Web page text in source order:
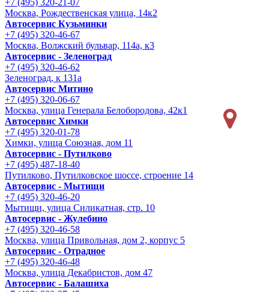
+7 (495) 320-21-07
Москва, Рождественская улица, 14к2
Автосервис Кузьминки
+7 (495) 320-46-67
Москва, Волжский бульвар, 114а, к3
Автосервис - Зеленоград
+7 (495) 320-46-62
Зеленоград, к 131а
Автосервис Митино
+7 (495) 320-06-67
Москва, улица Генерала Белобородова, 42к1
Автосервис Химки
+7 (495) 320-01-78
Химки, улица Союзная, дом 11
Автосервис - Путилково
+7 (495) 487-18-40
Путилково, Путилковское шоссе, строение 14
Автосервис - Мытищи
+7 (495) 320-46-20
Мытищи, улица Силикатная, стр. 10
Автосервис - Жулебино
+7 (495) 320-46-58
Москва, улица Привольная, дом 2, корпус 5
Автосервис - Отрадное
+7 (495) 320-46-48
Москва, улица Декабристов, дом 47
Автосервис - Балашиха